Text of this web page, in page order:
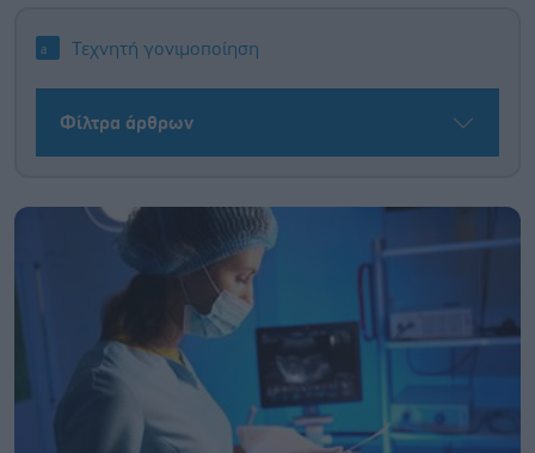
Τεχνητή γονιμοποίηση
Φίλτρα άρθρων